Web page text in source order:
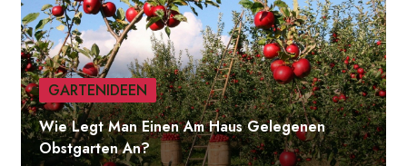
GARTENIDEEN
Wie Legt Man Einen Am Haus Gelegenen
Obstgarten An?